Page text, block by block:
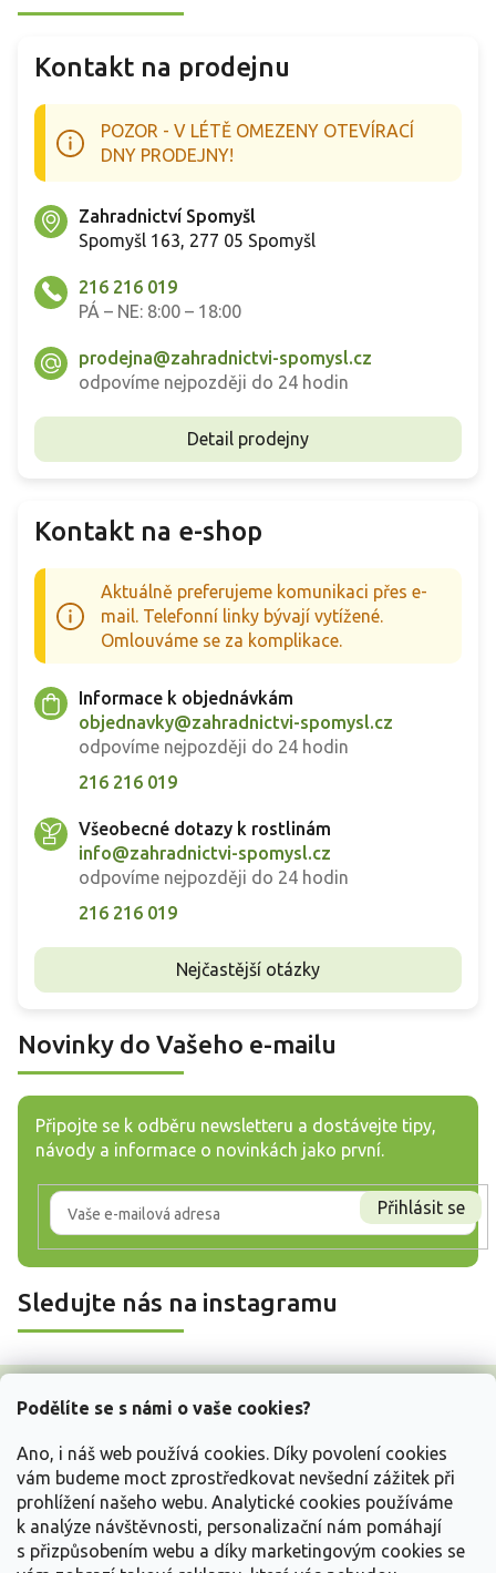
Podělíte se s námi o vaše cookies?
Ano, i náš web používá cookies. Díky povolení cookies
vám budeme moct zprostředkovat nevšední zážitek při
prohlížení našeho webu. Analytické cookies používáme
k analýze návštěvnosti, personalizační nám pomáhají
s přizpůsobením webu a díky marketingovým cookies se
c
í
v
ý
p
Kontakt na prodejnu
POZOR - V LÉTĚ OMEZENY OTEVÍRACÍ
DNY PRODEJNY!
Zahradnictví Spomyšl
Spomyšl 163, 277 05 Spomyšl
216 216 019
PÁ – NE: 8:00 – 18:00
prodejna@zahradnictvi-spomysl.cz
odpovíme nejpozději do 24 hodin
Detail prodejny
Kontakt na e-shop
Aktuálně preferujeme komunikaci přes e-
mail. Telefonní linky bývají vytížené.
Omlouváme se za komplikace.
Informace k objednávkám
objednavky@zahradnictvi-spomysl.cz
odpovíme nejpozději do 24 hodin
216 216 019
Všeobecné dotazy k rostlinám
info@zahradnictvi-spomysl.cz
odpovíme nejpozději do 24 hodin
216 216 019
Nejčastější otázky
Novinky do Vašeho e-mailu
Připojte se k odběru newsletteru a dostávejte tipy,
návody a informace o novinkách jako první.
Přihlásit se
Sledujte nás na instagramu
Z
Vše o nákupu